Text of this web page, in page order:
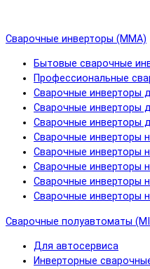
Сварочные инверторы (MMA)
Бытовые сварочные
Профессиональные
Сварочные инверторы
Сварочные инверторы
Сварочные инверторы
Сварочные инверторы
Сварочные инверторы
Сварочные инверторы
Сварочные инверторы
Сварочные инверторы
Сварочные полуавтоматы
Для автосервиса
Инверторные